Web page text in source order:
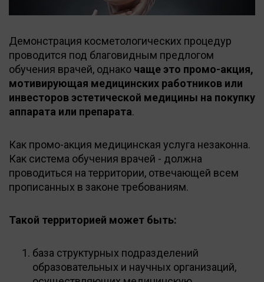
Демонстрация косметологических процедур
проводится под благовидным предлогом
обучения врачей, однако чаще это промо-акция,
мотивирующая медицинских работников или
инвесторов эстетической медицины на покупку
аппарата или препарата.
Как промо-акция медицинская услуга незаконна.
Как система обучения врачей - должна
проводиться на территории, отвечающей всем
прописанных в законе требованиям.
Такой территорией может быть:
база структурных подразделений
образовательных и научных организаций,